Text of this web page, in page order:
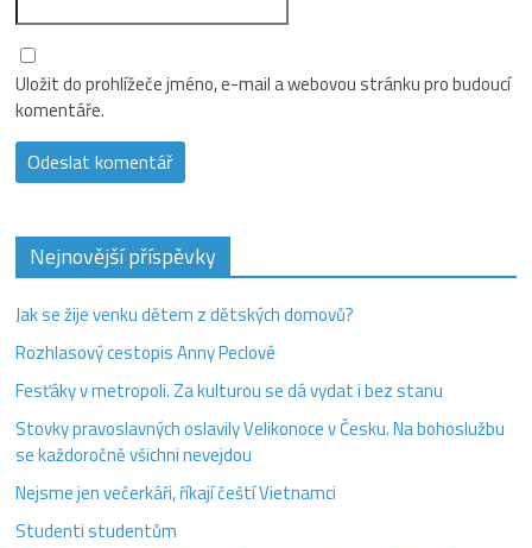
Uložit do prohlížeče jméno, e-mail a webovou stránku pro budoucí
komentáře.
Nejnovější příspěvky
Jak se žije venku dětem z dětských domovů?
Rozhlasový cestopis Anny Peclové
Fesťáky v metropoli. Za kulturou se dá vydat i bez stanu
Stovky pravoslavných oslavily Velikonoce v Česku. Na bohoslužbu
se každoročně všichni nevejdou
Nejsme jen večerkáři, říkají čeští Vietnamci
Studenti studentům